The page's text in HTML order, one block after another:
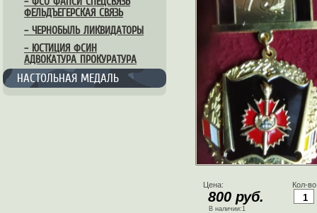
ФЕЛЬДЪЕГЕРСКАЯ СВЯЗЬ
– ЧЕРНОБЫЛЬ ЛИКВИДАТОРЫ
– ЮСТИЦИЯ ФСИН
АДВОКАТУРА ПРОКУРАТУРА
НАСТОЛЬНАЯ МЕДАЛЬ
Цена:
800 руб.
В наличии:1
Кол-